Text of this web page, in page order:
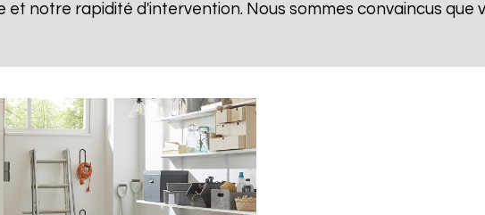
et notre rapidité d'intervention. Nous sommes convaincus que